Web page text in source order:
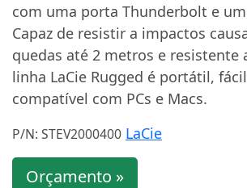
com uma porta Thunderbolt e
Capaz de resistir a impactos
quedas até 2 metros e resistente
linha LaCie Rugged é portátil,
compatível com PCs e Macs.
P/N: STEV2000400 LaCie
Orçamento »